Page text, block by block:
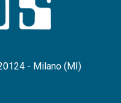
- Milano (MI)